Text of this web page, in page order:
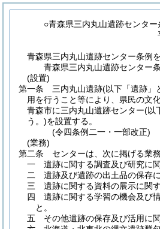
○青森県三内丸山遺跡センター
青森県三内丸山遺跡センター条例
青森県三内丸山遺跡センター
(設置)
第一条
三内丸山遺跡(以下「遺跡」
用を行うこと等により、県民の文
青森市に三内丸山遺跡センター(以
う。)を設置する。
(令四条例二一・一部改正)
(業務)
第二条
センターは、次に掲げる業務
一
遺跡に関する調査及び研究に
二
遺跡及び遺跡の出土品の保存
三
遺跡に関する資料の展示に関す
四
遺跡に関する学習の機会及び
と。
五
その他遺跡の保存及び活用に